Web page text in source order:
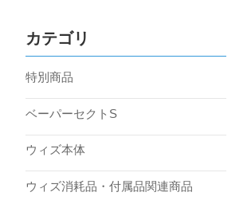
カテゴリ
特別商品
ベーパーセクトS
ウィズ本体
ウィズ消耗品・付属品関連商品